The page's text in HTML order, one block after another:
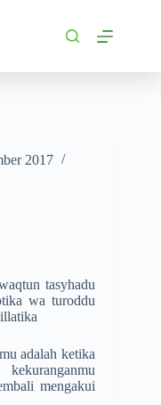
2017
tasyhadu
wa turoddu
adalah ketika
mengakui